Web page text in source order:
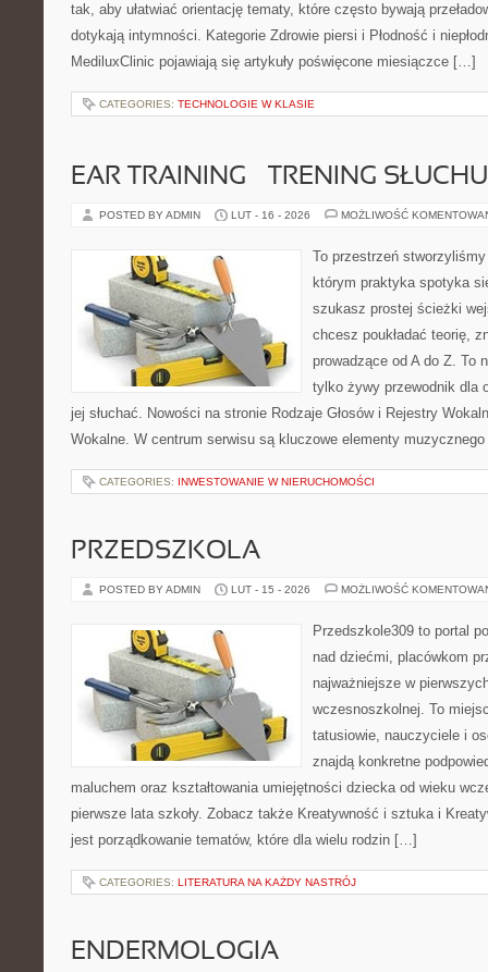
tak, aby ułatwiać orientację tematy, które często bywają
dotykają intymności. Kategorie Zdrowie piersi i Płodność i
MediluxClinic pojawiają się artykuły poświęcone miesiączce […]
CATEGORIES: TECHNOLOGIE W KLASIE
EAR TRAINING – TRENING SŁUCHU
POSTED BY ADMIN LUT - 16 - 2026 MOŻLIWOŚĆ
To przestrzeń
którym praktyka spotyka
szukasz prostej ścieżki
chcesz poukładać teorię,
prowadzące od A do Z. To
tylko żywy przewodnik dla
jej słuchać. Nowości na stronie Rodzaje Głosów i Rejestry
Wokalne. W centrum serwisu są kluczowe elementy
CATEGORIES: INWESTOWANIE W NIERUCHOMOŚCI
PRZEDSZKOLA
POSTED BY ADMIN LUT - 15 - 2026 MOŻLIWOŚĆ
Przedszkole309 to portal
nad dziećmi, placówkom
najważniejsze w
wczesnoszkolnej. To
tatusiowie, nauczyciele i
znajdą konkretne
maluchem oraz kształtowania umiejętności dziecka od wieku
pierwsze lata szkoły. Zobacz także Kreatywność i sztuka i
jest porządkowanie tematów, które dla wielu rodzin […]
CATEGORIES: LITERATURA NA KAŻDY NASTRÓJ
ENDERMOLOGIA